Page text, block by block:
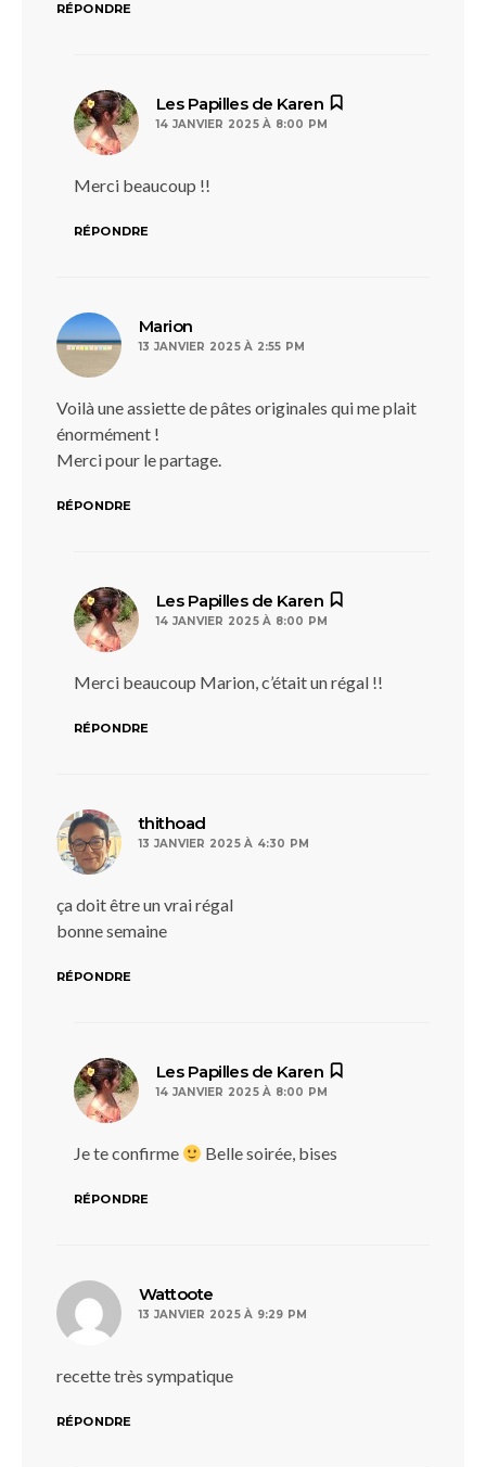
RÉPONDRE
Les Papilles de Karen
14 JANVIER 2025 À 8:00 PM
Merci beaucoup !!
RÉPONDRE
Marion
13 JANVIER 2025 À 2:55 PM
Voilà une assiette de pâtes originales qui me plait
énormément !
Merci pour le partage.
RÉPONDRE
Les Papilles de Karen
14 JANVIER 2025 À 8:00 PM
Merci beaucoup Marion, c’était un régal !!
RÉPONDRE
thithoad
13 JANVIER 2025 À 4:30 PM
ça doit être un vrai régal
bonne semaine
RÉPONDRE
Les Papilles de Karen
14 JANVIER 2025 À 8:00 PM
Je te confirme Belle soirée, bises
RÉPONDRE
Wattoote
13 JANVIER 2025 À 9:29 PM
recette très sympatique
RÉPONDRE